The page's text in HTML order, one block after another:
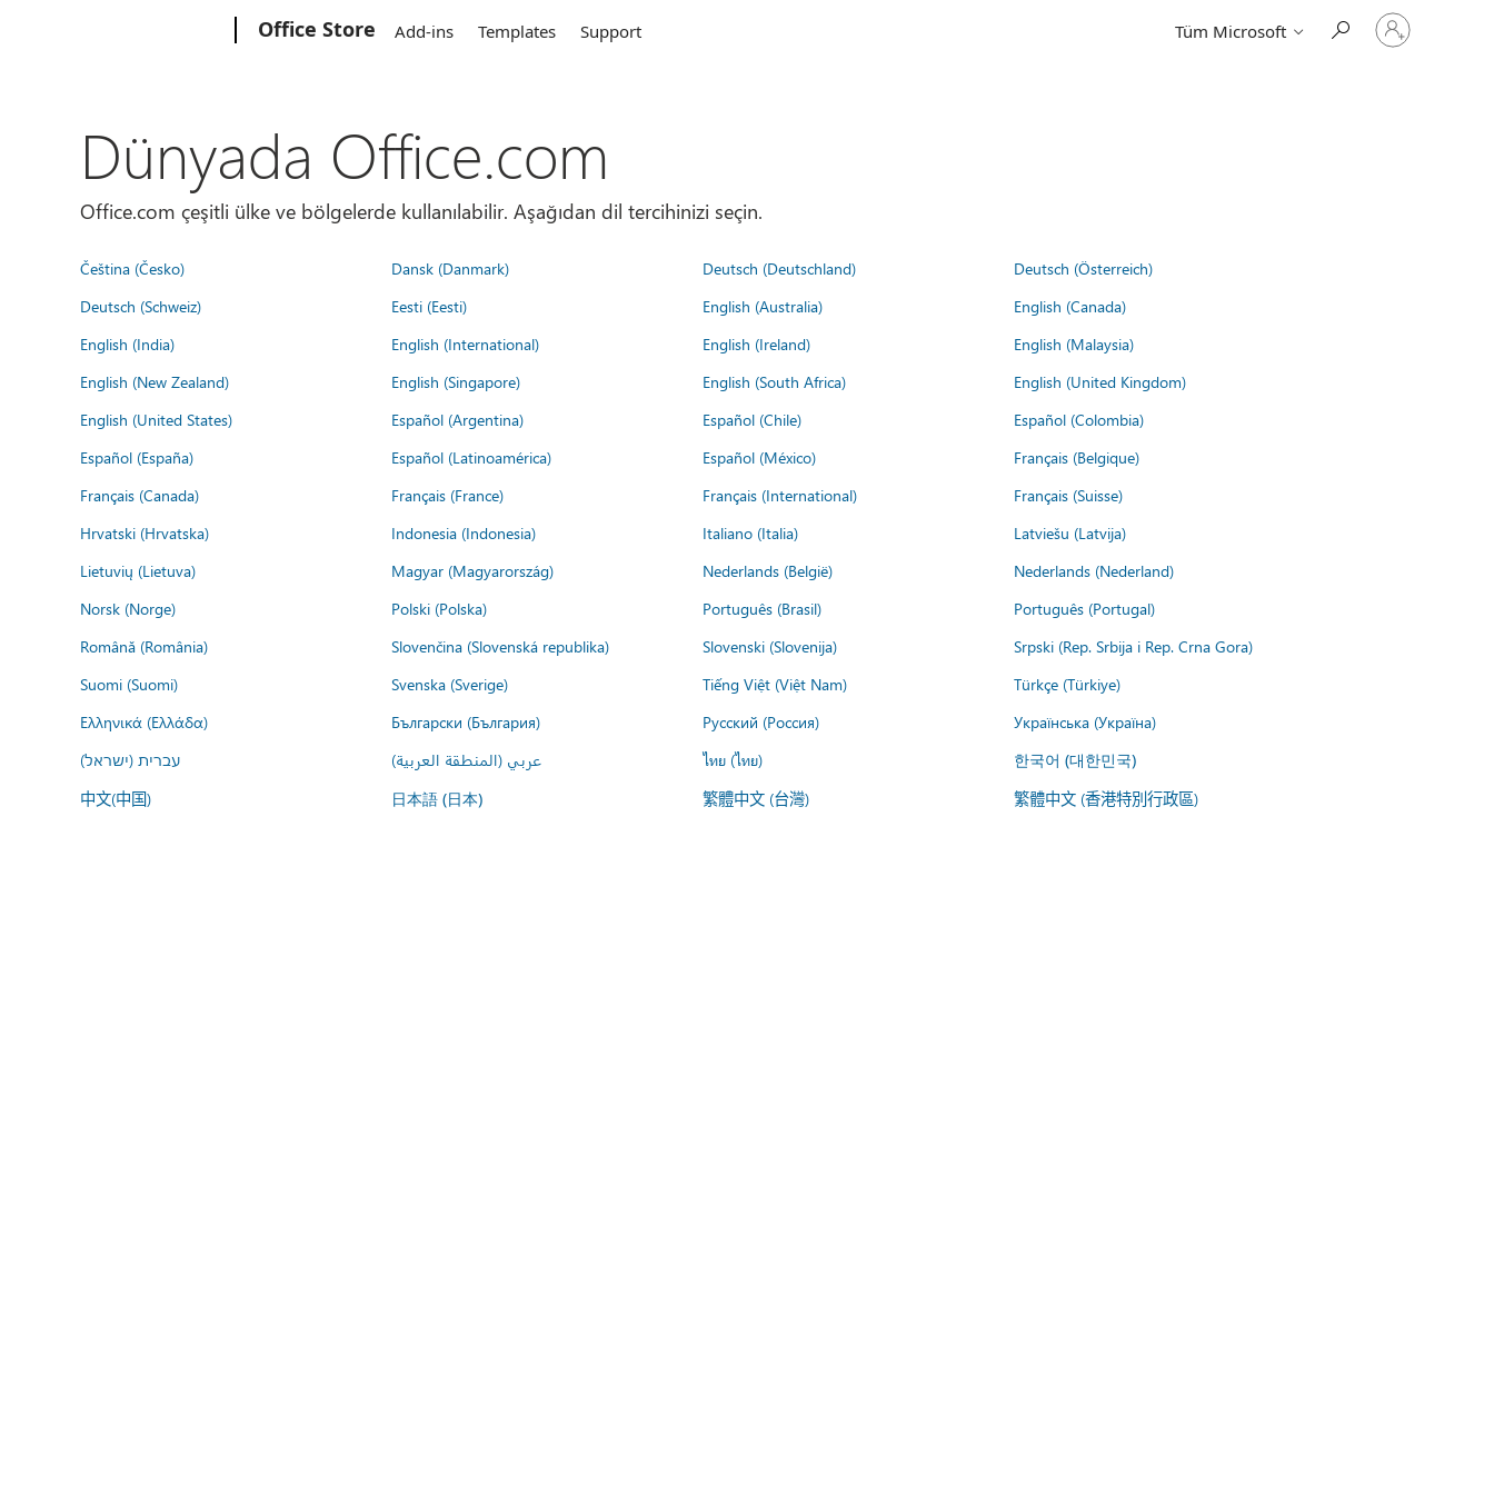
Office Store Add-ins Templates Support Tüm Microsoft
Hesabınızda
oturum
açın
Dünyada Office.com
Office.com çeşitli ülke ve bölgelerde kullanılabilir. Aşağıdan dil tercihinizi seçin.
Čeština (Česko) Dansk (Danmark) Deutsch (Deutschland)
Deutsch (Österreich)
Deutsch (Schweiz)
Eesti (Eesti) English (Australia)
English (Canada)
English (India)
English (International) English (Ireland)
English (Malaysia)
English (New Zealand)
English (Singapore) English (South Africa)
English (United Kingdom)
English (United States)
Español (Argentina) Español (Chile)
Español (Colombia)
Español (España)
Español (Latinoamérica) Español (México)
Français (Belgique)
Français (Canada)
Français (France) Français (International)
Français (Suisse)
Hrvatski (Hrvatska)
Indonesia (Indonesia) Italiano (Italia)
Latviešu (Latvija)
Lietuvių (Lietuva)
Magyar (Magyarország) Nederlands (België)
Nederlands (Nederland)
Norsk (Norge)
Polski (Polska) Português (Brasil)
Português (Portugal)
Română (România)
Slovenčina (Slovenská republika) Slovenski (Slovenija)
Srpski (Rep. Srbija i Rep. Crna Gora)
Suomi (Suomi)
Svenska (Sverige) Tiếng Việt (Việt Nam)
Türkçe (Türkiye)
Ελληνικά (Ελλάδα)
Български (България) Русский (Россия)
Українська (Україна)
עברית (ישראל)
عربي (المنطقة العربية) ไทย (ไทย) 한국어 (대한민국)
中文(中国) 日本語 (日本) 繁體中文 (台灣) 繁體中文 (香港特別行政區)